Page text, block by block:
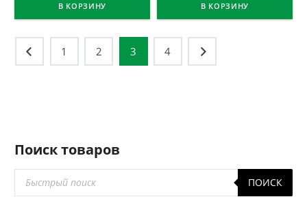
В КОРЗИНУ В КОРЗИНУ
Навигация
по
1 2 3 4
Поиск товаров
Поиск
товаров
ПОИСК